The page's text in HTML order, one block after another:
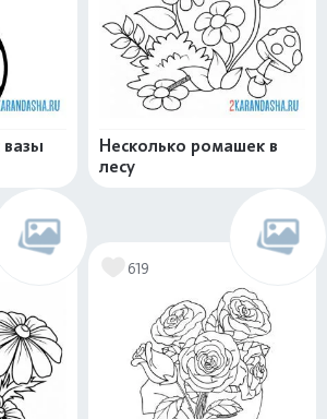
вазы
Несколько ромашек в
лесу
619